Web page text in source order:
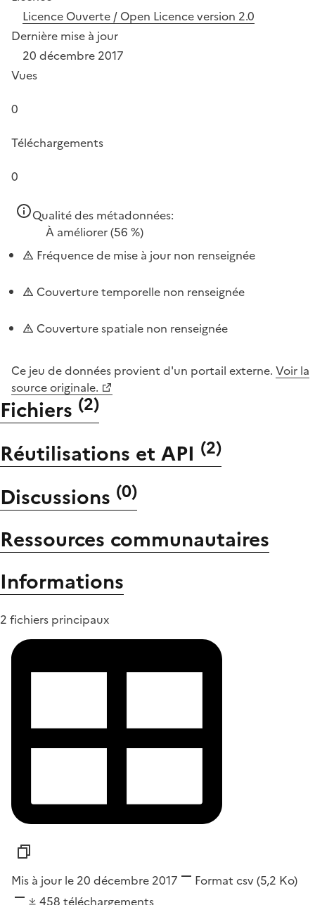
Licence Ouverte / Open Licence version 2.0
Dernière mise à jour
20 décembre 2017
Vues
0
Téléchargements
0
Qualité des métadonnées:
À améliorer(56 %)
Fréquence de mise à jour non renseignée
Couverture temporelle non renseignée
Couverture spatiale non renseignée
Ce jeu de données provient d'un portail externe. Voir la
source originale.
Fichiers (2)
Réutilisations et API (2)
Discussions (0)
Ressources communautaires
Informations
2 fichiers principaux
Mis à jour le 20 décembre 2017 Format csv(5,2 Ko)
458 téléchargements